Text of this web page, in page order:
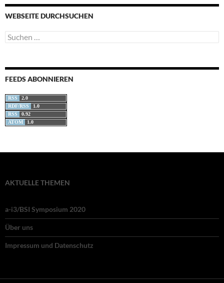
WEBSEITE DURCHSUCHEN
Suchen
nach:
FEEDS ABONNIEREN
RSS
2.0
RDF/RSS
1.0
RSS
0.92
ATOM
1.0
AKTUELLE THEMEN
a-i3/BSI Symposium 2020
Über uns
Impressum und Datenschutz